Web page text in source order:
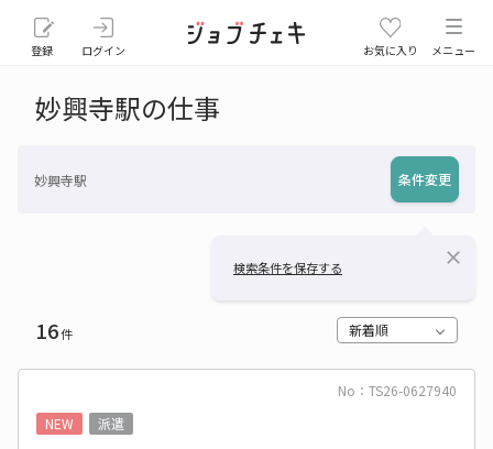
登録 ログイン お気に入り メニュー
妙興寺駅の仕事
妙興寺駅 条件変更
検索条件を保存する close
16件 新着順
No：TS26-0627940
NEW
派遣